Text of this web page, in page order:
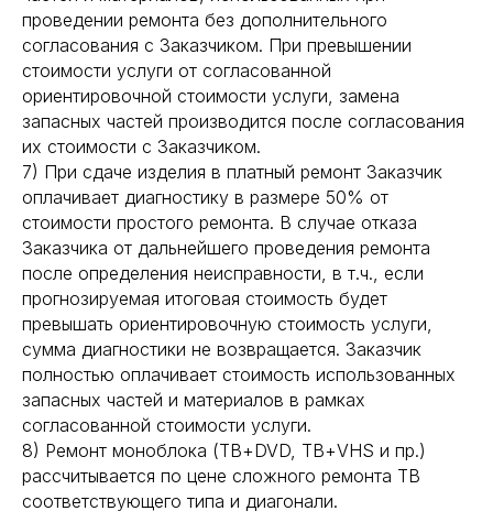
проведении ремонта без дополнительного
согласования с Заказчиком. При превышении
стоимости услуги от согласованной
ориентировочной стоимости услуги, замена
запасных частей производится после согласования
их стоимости с Заказчиком.
7) При сдаче изделия в платный ремонт Заказчик
оплачивает диагностику в размере 50% от
стоимости простого ремонта. В случае отказа
Заказчика от дальнейшего проведения ремонта
после определения неисправности, в т.ч., если
прогнозируемая итоговая стоимость будет
превышать ориентировочную стоимость услуги,
сумма диагностики не возвращается. Заказчик
полностью оплачивает стоимость использованных
запасных частей и материалов в рамках
согласованной стоимости услуги.
8) Ремонт моноблока (ТВ+DVD, ТВ+VHS и пр.)
рассчитывается по цене сложного ремонта ТВ
соответствующего типа и диагонали.